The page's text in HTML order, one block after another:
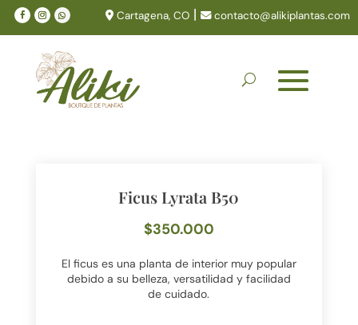
Cartagena, CO| contacto@alikiplantas.com
Ficus Lyrata B50
$350.000
El ficus es una planta de interior muy popular
debido a su belleza, versatilidad y facilidad
de cuidado.